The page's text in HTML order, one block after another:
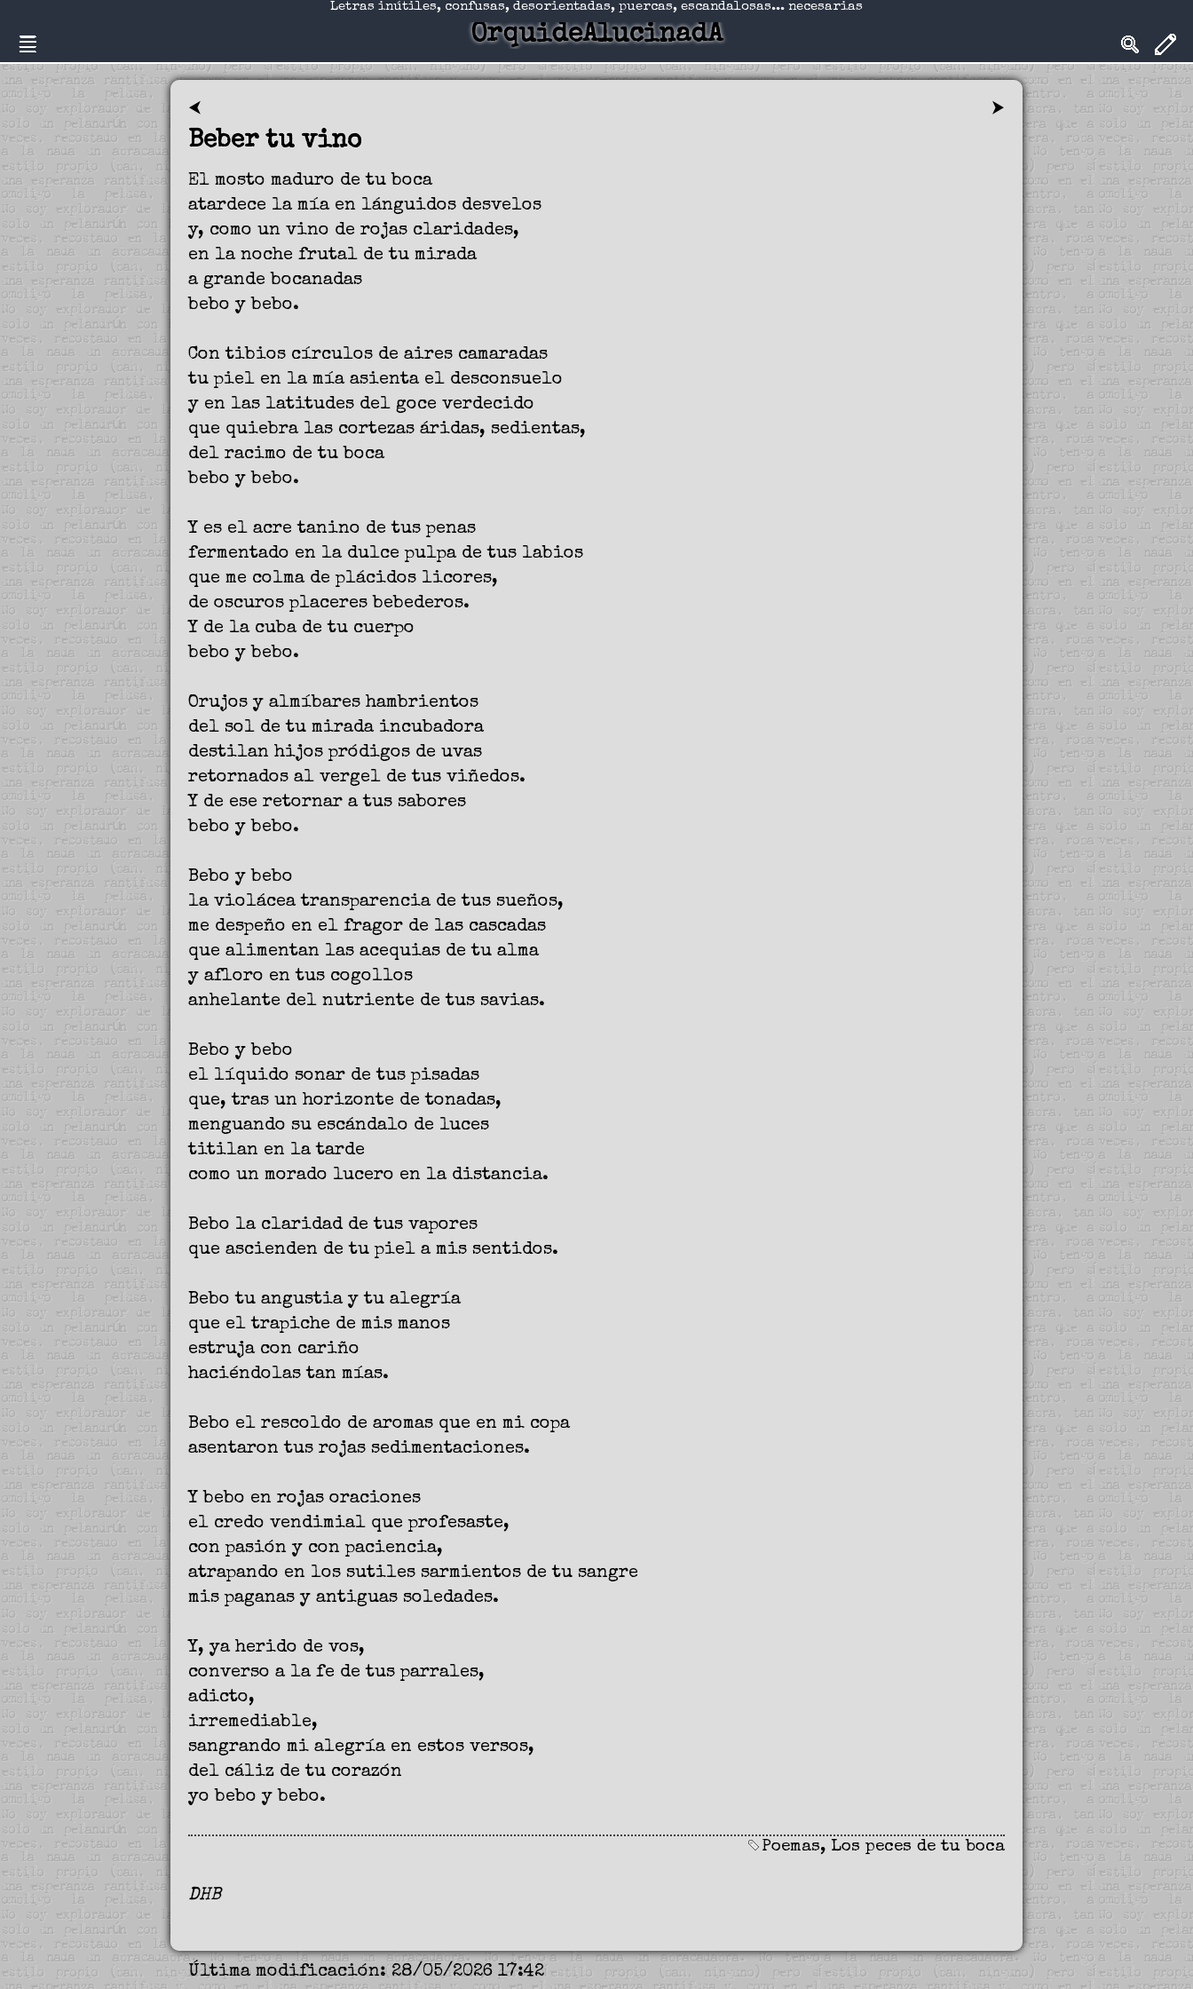
Letras inútiles, confusas, desorientadas, puercas, escandalosas... necesarias
OrquideAlucinadA
⮜ ⮞
Beber tu vino
El mosto maduro de tu boca
atardece la mía en lánguidos desvelos
y, como un vino de rojas claridades,
en la noche frutal de tu mirada
a grande bocanadas
bebo y bebo.
Con tibios círculos de aires camaradas
tu piel en la mía asienta el desconsuelo
y en las latitudes del goce verdecido
que quiebra las cortezas áridas, sedientas,
del racimo de tu boca
bebo y bebo.
Y es el acre tanino de tus penas
fermentado en la dulce pulpa de tus labios
que me colma de plácidos licores,
de oscuros placeres bebederos.
Y de la cuba de tu cuerpo
bebo y bebo.
Orujos y almíbares hambrientos
del sol de tu mirada incubadora
destilan hijos pródigos de uvas
retornados al vergel de tus viñedos.
Y de ese retornar a tus sabores
bebo y bebo.
Bebo y bebo
la violácea transparencia de tus sueños,
me despeño en el fragor de las cascadas
que alimentan las acequias de tu alma
y afloro en tus cogollos
anhelante del nutriente de tus savias.
Bebo y bebo
el líquido sonar de tus pisadas
que, tras un horizonte de tonadas,
menguando su escándalo de luces
titilan en la tarde
como un morado lucero en la distancia.
Bebo la claridad de tus vapores
que ascienden de tu piel a mis sentidos.
Bebo tu angustia y tu alegría
que el trapiche de mis manos
estruja con cariño
haciéndolas tan mías.
Bebo el rescoldo de aromas que en mi copa
asentaron tus rojas sedimentaciones.
Y bebo en rojas oraciones
el credo vendimial que profesaste,
con pasión y con paciencia,
atrapando en los sutiles sarmientos de tu sangre
mis paganas y antiguas soledades.
Y, ya herido de vos,
converso a la fe de tus parrales,
adicto,
irremediable,
sangrando mi alegría en estos versos,
del cáliz de tu corazón
yo bebo y bebo.
Poemas, Los peces de tu boca
DHB
Última modificación: 28/05/2026 17:42